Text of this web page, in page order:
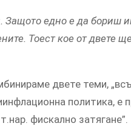
Защото едно е да бориш
Тоест кое от двете
двете теми,
политика, е
фискално затягане”.